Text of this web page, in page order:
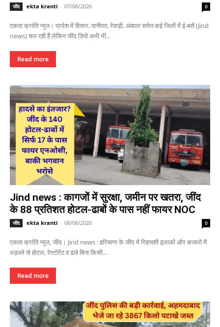
जींद ekta kranti - 07/06/2026 0
एकता क्रांति न्यूज। प्रदेश में हिसार, पानीपत, रेवाड़ी, अंबाला समेत कई जिलों में ई-बसें (Jind
news) चल रही हैं लेकिन जींद डिपो अभी भी...
Read more
Jind news : कागजों में सुरक्षा, जमीन पर खतरा, जींद
के 88 प्रतिशत होटल-ढाबों के पास नहीं फायर NOC
जींद ekta kranti - 06/06/2026 0
एकता क्रांति न्यूज, जींद। Jind news : हरियाणा के जींद में रिहायशी इलाकों और बाजारों में
धड़ल्ले से होटल, रेस्टोरेंट व ढाबे बिना किसी...
Read more